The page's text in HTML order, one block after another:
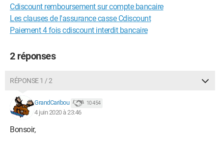
Cdiscount remboursement sur compte bancaire
Les clauses de l'assurance casse Cdiscount
Paiement 4 fois cdiscount interdit bancaire
2 réponses
RÉPONSE 1 / 2
GrandCaribou 10 454
4 juin 2020 à 23:46
Bonsoir,